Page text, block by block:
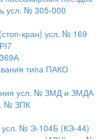
усл. № 305-000
кран) усл. № 169
типа ПАКО
усл. № ЗМД и ЗМДА
№ ЗПК
усл. № Э-104Б (КЭ-44)